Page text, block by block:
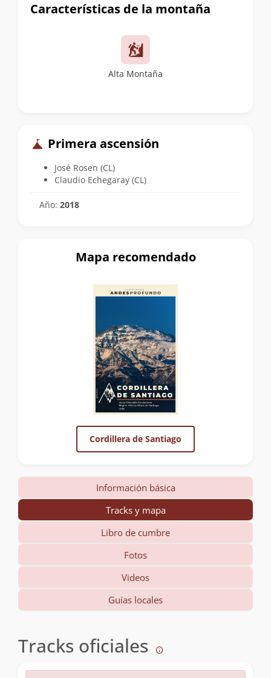
Características de la montaña
Alta Montaña
Primera ascensión
José Rosen (CL)
Claudio Echegaray (CL)
Año: 2018
Mapa recomendado
Cordillera de Santiago
Información básica
Tracks y mapa
Libro de cumbre
Fotos
Videos
Guías locales
Tracks oficiales